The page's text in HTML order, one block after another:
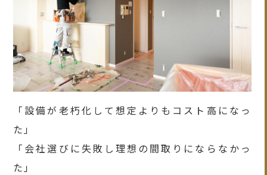
「設備が老朽化して想定よりもコスト高になっ
た」
「会社選びに失敗し理想の間取りにならなかっ
た」